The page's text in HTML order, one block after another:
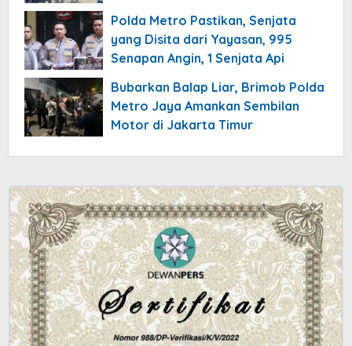
Polda Metro Pastikan, Senjata
yang Disita dari Yayasan, 995
Senapan Angin, 1 Senjata Api
Bubarkan Balap Liar, Brimob Polda
Metro Jaya Amankan Sembilan
Motor di Jakarta Timur